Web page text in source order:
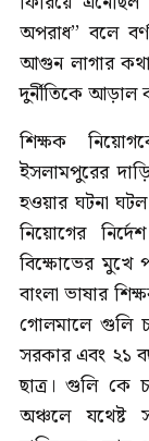
অপরাধ’’ বলে
আগুন লাগার কথা
দুর্নীতিকে আড়াল
শিক্ষক
ইসলামপুরের
হওয়ার ঘটনা
নিয়োগের
বিক্ষোভের মুখে
বাংলা ভাষার
গোলমালে গুলি
সরকার এবং ২১
ছাত্র। গুলি কে
অঞ্চলে যথেষ্ট